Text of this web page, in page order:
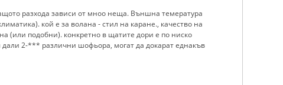
разхода зависи от мноо неща. Външна темература
кой е за волана - стил на каране., качество на
(или подобни). конкретно в щатите дори е по ниско
2-*** различни шофьора, могат да докарат еднакъв